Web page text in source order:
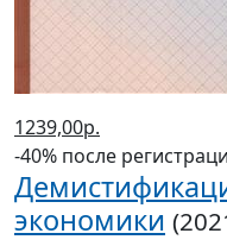
1239,00р.
-40% после
экономики